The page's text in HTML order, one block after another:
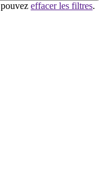
effacer les filtres.